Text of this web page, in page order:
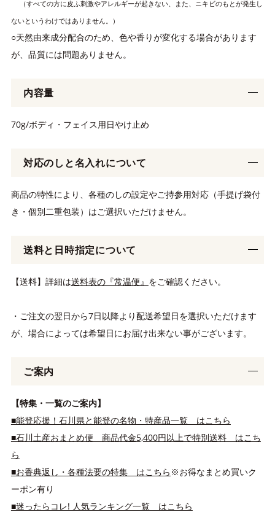
（すべての方に皮ふ刺激やアレルギーが起きない、また、ニキビのもとが発生し
ないというわけではありません。）
○天然由来成分配合のため、色や香りが変化する場合があります
が、品質には問題ありません。
内容量
70g/ボディ・フェイス用日やけ止め
対応のしと名入れについて
商品の特性により、各種のしの設定やご持参用対応（手提げ袋付
き・個別二重包装）はご選択いただけません。
送料と日時指定について
【送料】詳細は送料表の『常温便』 をご確認ください。
・ご注文の翌日から7日以降より配送希望日を選択いただけます
が、場合によっては希望日にお届け出来ない事がございます。
ご案内
【特集・一覧のご案内】
■能登応援！石川県と能登の名物・特産品一覧 はこちら
■石川土産おまとめ便 商品代金5,400円以上で特別送料 はこち
ら
■お香典返し・各種法要の特集 はこちら ※お得なまとめ買いク
ーポン有り
■迷ったらコレ! 人気ランキング一覧 はこちら